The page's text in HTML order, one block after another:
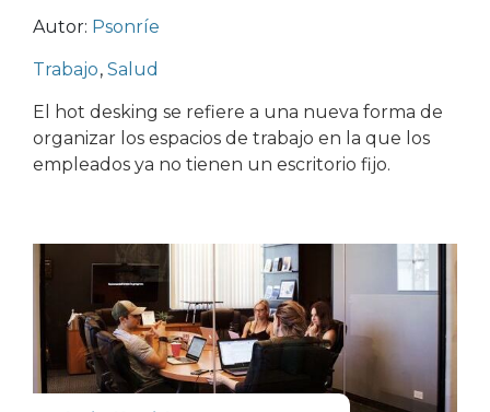
Autor: Psonríe
Trabajo, Salud
El hot desking se refiere a una nueva forma de
organizar los espacios de trabajo en la que los
empleados ya no tienen un escritorio fijo.